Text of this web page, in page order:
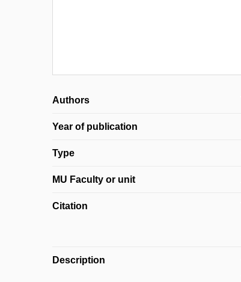
Authors
Year of publication
Type
MU Faculty or unit
Citation
Description